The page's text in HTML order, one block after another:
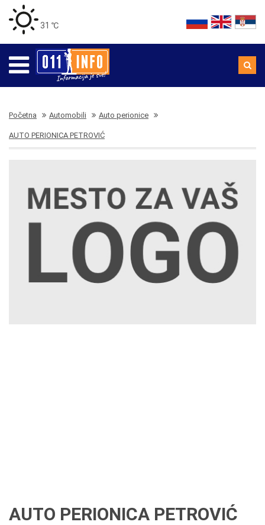
31 ℃
Početna Automobili Auto perionice
AUTO PERIONICA PETROVIĆ
AUTO PERIONICA PETROVIĆ